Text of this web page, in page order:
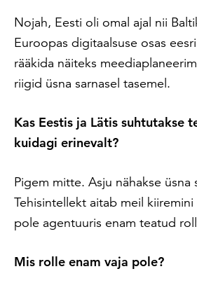
Nojah, Eesti oli omal ajal nii
Euroopas digitaalsuse osas
rääkida näiteks
riigid üsna sarnasel tasemel.
Kas Eestis ja Lätis suhtutakse
kuidagi erinevalt?
Pigem mitte. Asju nähakse üsna
Tehisintellekt aitab meil
pole agentuuris enam teatud
Mis rolle enam vaja pole?